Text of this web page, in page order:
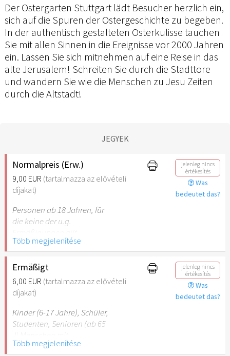
Der Ostergarten Stuttgart lädt Besucher herzlich ein,
sich auf die Spuren der Ostergeschichte zu begeben.
In der authentisch gestalteten Osterkulisse tauchen
Sie mit allen Sinnen in die Ereignisse vor 2000 Jahren
ein. Lassen Sie sich mitnehmen auf eine Reise in das
alte Jerusalem! Schreiten Sie durch die Stadttore
und wandern Sie wie die Menschen zu Jesu Zeiten
durch die Altstadt!
JEGYEK
Normalpreis (Erw.)
9,00 EUR (tartalmazza az elővételi
díjakat)
jelenleg nincs
értékesítés
Was
bedeutet das?
Personen ab 18 Jahren, für
die keine der u.g.
Több megjelenítése
Ermäßigt
6,00 EUR (tartalmazza az elővételi
díjakat)
jelenleg nincs
értékesítés
Was
bedeutet das?
Kinder (6-17 Jahre), Schüler,
Studenten, Senioren (ab 65
Behinderung (ab 50%),
Több megjelenítése